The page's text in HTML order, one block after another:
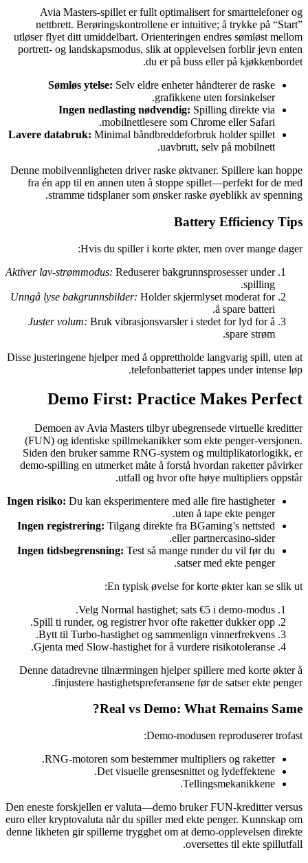
Avia Masters-spillet er fullt optimalisert for smarttelefoner og
nettbrett. Berøringskontrollene er intuitive; å trykke på “Start”
utløser flyet ditt umiddelbart. Orienteringen endres sømløst mellom
portrett- og landskapsmodus, slik at opplevelsen forblir jevn enten
du er på buss eller på kjøkkenbordet.
Sømløs ytelse: Selv eldre enheter håndterer de raske
grafikkene uten forsinkelser.
Ingen nedlasting nødvendig: Spilling direkte via
mobilnettlesere som Chrome eller Safari.
Lavere databruk: Minimal båndbreddeforbruk holder spillet
uavbrutt, selv på mobilnett.
Denne mobilvennligheten driver raske øktvaner. Spillere kan hoppe
fra én app til en annen uten å stoppe spillet—perfekt for de med
stramme tidsplaner som ønsker raske øyeblikk av spenning.
Battery Efficiency Tips
Hvis du spiller i korte økter, men over mange dager:
Aktiver lav‑strømmodus: Reduserer bakgrunnsprosesser under
spilling.
Unngå lyse bakgrunnsbilder: Holder skjermlyset moderat for
å spare batteri.
Juster volum: Bruk vibrasjonsvarsler i stedet for lyd for å
spare strøm.
Disse justeringene hjelper med å opprettholde langvarig spill, uten at
telefonbatteriet tappes under intense løp.
Demo First: Practice Makes Perfect
Demoen av Avia Masters tilbyr ubegrensede virtuelle kreditter
(FUN) og identiske spillmekanikker som ekte penger-versjonen.
Siden den bruker samme RNG-system og multiplikatorlogikk, er
demo-spilling en utmerket måte å forstå hvordan raketter påvirker
utfall og hvor ofte høye multipliers oppstår.
Ingen risiko: Du kan eksperimentere med alle fire hastigheter
uten å tape ekte penger.
Ingen registrering: Tilgang direkte fra BGaming’s nettsted
eller partnercasino-sider.
Ingen tidsbegrensning: Test så mange runder du vil før du
satser med ekte penger.
En typisk øvelse for korte økter kan se slik ut:
Velg Normal hastighet; sats €5 i demo-modus.
Spill ti runder, og registrer hvor ofte raketter dukker opp.
Bytt til Turbo-hastighet og sammenlign vinnerfrekvens.
Gjenta med Slow-hastighet for å vurdere risikotoleranse.
Denne datadrevne tilnærmingen hjelper spillere med korte økter å
finjustere hastighetspreferansene før de satser ekte penger.
Real vs Demo: What Remains Same?
Demo-modusen reproduserer trofast:
RNG-motoren som bestemmer multipliers og raketter.
Det visuelle grensesnittet og lydeffektene.
Tellingsmekanikkene.
Den eneste forskjellen er valuta—demo bruker FUN-kreditter versus
euro eller kryptovaluta når du spiller med ekte penger. Kunnskap om
denne likheten gir spillerne trygghet om at demo-opplevelsen direkte
oversettes til ekte spillutfall.